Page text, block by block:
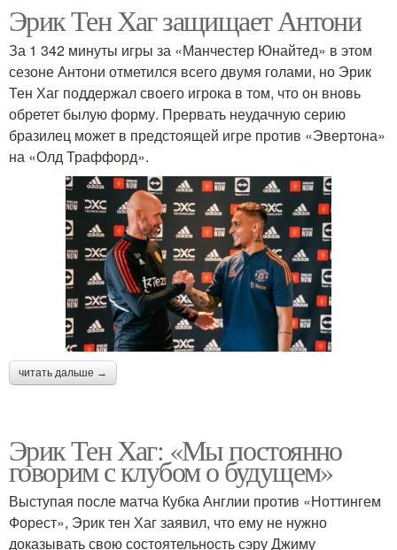
Эрик Тен Хаг защищает Антони
За 1 342 минуты игры за «Манчестер Юнайтед» в этом
сезоне Антони отметился всего двумя голами, но Эрик
Тен Хаг поддержал своего игрока в том, что он вновь
обретет былую форму. Прервать неудачную серию
бразилец может в предстоящей игре против «Эвертона»
на «Олд Траффорд».
читать дальше →
Эрик Тен Хаг: «Мы постоянно
говорим с клубом о будущем»
Выступая после матча Кубка Англии против «Ноттингем
Форест», Эрик тен Хаг заявил, что ему не нужно
доказывать свою состоятельность сэру Джиму